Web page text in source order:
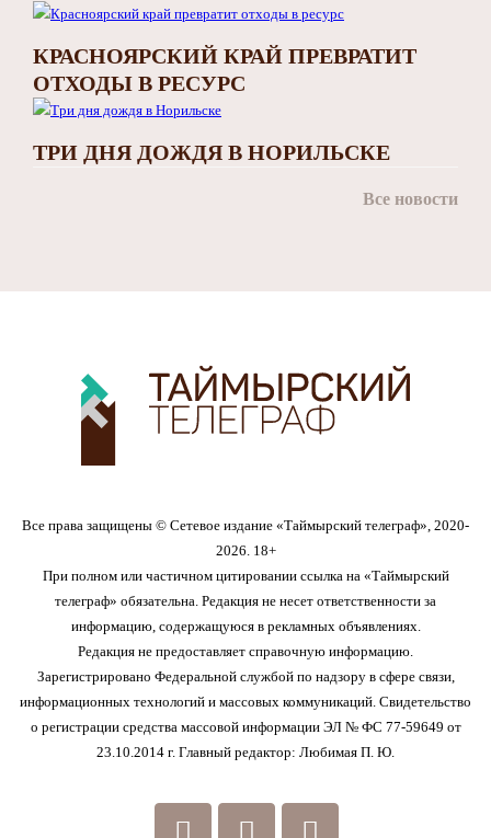
КРАСНОЯРСКИЙ КРАЙ ПРЕВРАТИТ
ОТХОДЫ В РЕСУРС
ТРИ ДНЯ ДОЖДЯ В НОРИЛЬСКЕ
Все новости
Все права защищены © Сетевое издание «Таймырский телеграф», 2020-
2026. 18+
При полном или частичном цитировании ссылка на «Таймырский
телеграф» обязательна. Редакция не несет ответственности за
информацию, содержащуюся в рекламных объявлениях.
Редакция не предоставляет справочную информацию.
Зарегистрировано Федеральной службой по надзору в сфере связи,
информационных технологий и массовых коммуникаций. Свидетельство
о регистрации средства массовой информации ЭЛ № ФС 77-59649 от
23.10.2014 г. Главный редактор: Любимая П. Ю.